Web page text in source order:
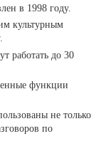
в 1998 году.
культурным
работать до 30
функции
не только
по